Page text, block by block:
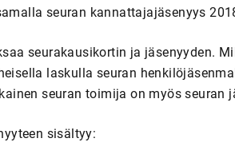
seuran kannattajajäsenyys
seurakausikortin ja jäsenyyden.
laskulla seuran
seuran toimija on myös seuran
sisältyy: